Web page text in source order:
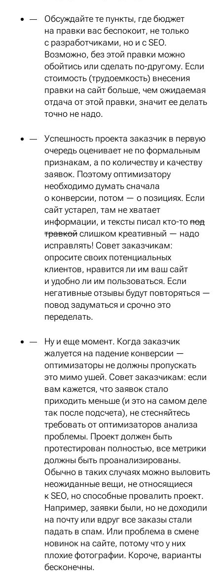
Обсуждайте те пункты, где бюджет
на правки вас беспокоит, не только
с разработчиками, но и с SEO.
Возможно, без этой правки можно
обойтись или сделать по-другому. Если
стоимость (трудоемкость) внесения
правки на сайт больше, чем ожидаемая
отдача от этой правки, значит ее делать
точно не надо.
Успешность проекта заказчик в первую
очередь оценивает не по формальным
признакам, а по количеству и качеству
заявок. Поэтому оптимизатору
необходимо думать сначала
о конверсии, потом — о позициях. Если
сайт устарел, там не хватает
информации, и тексты писал кто-топод
травкойслишком креативный — надо
исправлять! Совет заказчикам:
опросите своих потенциальных
клиентов, нравится ли им ваш сайт
и удобно ли им пользоваться. Если
негативные отзывы будут повторяться —
повод задуматься и срочно это
переделать.
Ну и еще момент. Когда заказчик
жалуется на падение конверсии —
оптимизаторы не должны пропускать
это мимо ушей. Совет заказчикам: если
вам кажется, что заявок стало
приходить меньше (и это на самом деле
так после подсчета), не стесняйтесь
требовать от оптимизаторов анализа
проблемы. Проект должен быть
протестирован полностью, все метрики
должны быть проанализированы.
Обычно в таких случаях можно выловить
неожиданные вещи, не относящиеся
к SEO, но способные провалить проект.
Например, заявки были, но не доходили
на почту или вдруг все заказы стали
падать в спам. Или проблема в смене
новинок на сайте, потому что у них
плохие фотографии. Короче, варианты
бесконечны.